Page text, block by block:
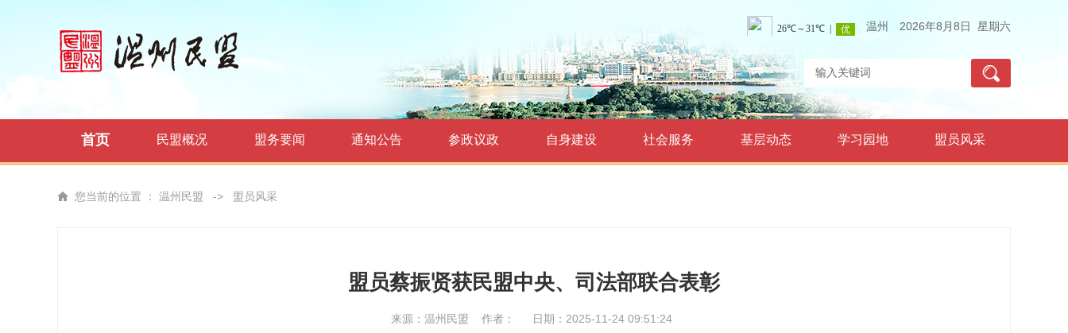
温州 2026年8月8日 星期六
首页 民盟概况 盟务要闻 通知公告 参政议政 自身建设 社会服务 基层动态 学习园地 盟员风采
您当前的位置 ： 温州民盟 -> 盟员风采
盟员蔡振贤获民盟中央、司法部联合表彰
来源：温州民盟 作者： 日期：2025-11-24 09:51:24